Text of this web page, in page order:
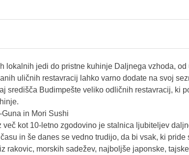
lokalnih jedi do pristne kuhinje Daljnega vzhoda,
uličnih restavracij lahko varno dodate na svoj
središča Budimpešte veliko odličnih restavracij, ki
in Mori Sushi
več kot 10-letno zgodovino je stalnica ljubiteljev
in še danes se vedno trudijo, da bi vsak, ki
rakovic, morskih sadežev, najboljše japonske,